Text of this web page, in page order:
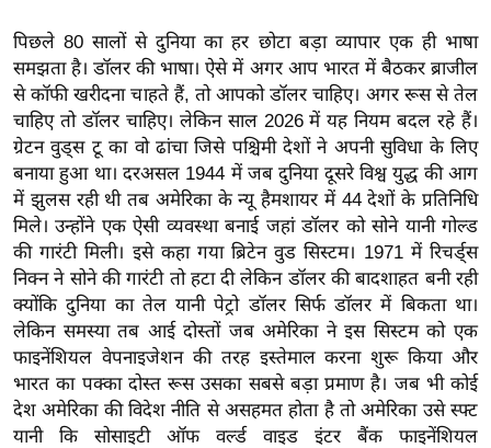
वि
शे
ष
ज्ञ
रा
य
ब
ज
ट
खे
ल
क्रि
के
ट
पिछले 80 सालों से दुनिया का हर छोटा बड़ा व्यापार एक ही भाषा
समझता है। डॉलर की भाषा। ऐसे में अगर आप भारत में बैठकर ब्राजील
से कॉफी खरीदना चाहते हैं, तो आपको डॉलर चाहिए। अगर रूस से तेल
चाहिए तो डॉलर चाहिए। लेकिन साल 2026 में यह नियम बदल रहे हैं।
ग्रेटन वुड्स टू का वो ढांचा जिसे पश्चिमी देशों ने अपनी सुविधा के लिए
बनाया हुआ था। दरअसल 1944 में जब दुनिया दूसरे विश्व युद्ध की आग
में झुलस रही थी तब अमेरिका के न्यू हैमशायर में 44 देशों के प्रतिनिधि
मिले। उन्होंने एक ऐसी व्यवस्था बनाई जहां डॉलर को सोने यानी गोल्ड
की गारंटी मिली। इसे कहा गया ब्रिटेन वुड सिस्टम। 1971 में रिचर्ड्स
निक्न ने सोने की गारंटी तो हटा दी लेकिन डॉलर की बादशाहत बनी रही
क्योंकि दुनिया का तेल यानी पेट्रो डॉलर सिर्फ डॉलर में बिकता था।
लेकिन समस्या तब आई दोस्तों जब अमेरिका ने इस सिस्टम को एक
फाइनेंशियल वेपनाइजेशन की तरह इस्तेमाल करना शुरू किया और
भारत का पक्का दोस्त रूस उसका सबसे बड़ा प्रमाण है। जब भी कोई
देश अमेरिका की विदेश नीति से असहमत होता है तो अमेरिका उसे स्फ्ट
यानी कि सोसाइटी ऑफ वर्ल्ड वाइड इंटर बैंक फाइनेंशियल